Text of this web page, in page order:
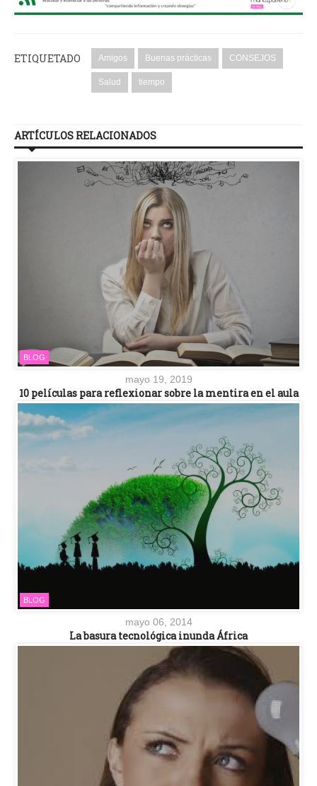
ETIQUETADO Amigos Buenas prácticas CONSEJOS
Salud tiempo
ARTÍCULOS RELACIONADOS
BLOG
mayo 19, 2019
10 películas para reflexionar sobre la mentira en el aula
BLOG
mayo 06, 2014
La basura tecnológica inunda África